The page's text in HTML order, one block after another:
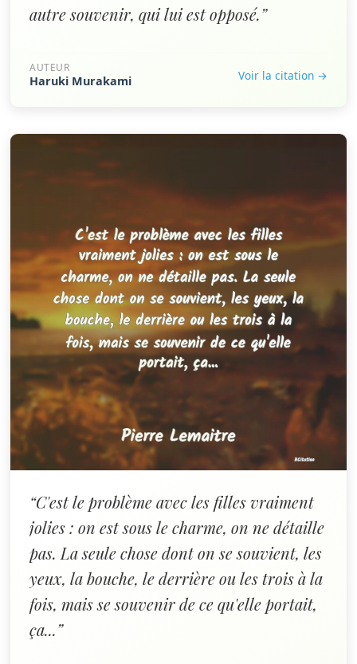
autre souvenir, qui lui est opposé.”
AUTEUR
Haruki Murakami Voir la citation →
“C'est le problème avec les filles vraiment
jolies : on est sous le charme, on ne détaille
pas. La seule chose dont on se souvient, les
yeux, la bouche, le derrière ou les trois à la
fois, mais se souvenir de ce qu'elle portait,
ça...”